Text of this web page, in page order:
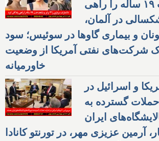
شاهدخت ۱۹ ساله را راهی
در آلمان،
و بیماری گاوها در سوئیس؛ سود
شرکت‌های نفتی آمریکا از وضعیت
خاورمیانه
و اسرائیل در
گسترده به
ایران
آرمین عزیزی مهر، در تورنتو کانادا